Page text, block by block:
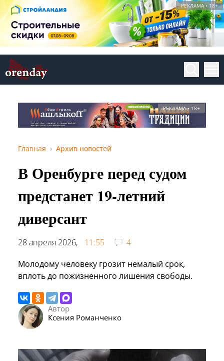
РЕКЛАМА • 18+
РЕКЛАМА • 18+
Главная Архив новостей
В Оренбурге перед судом
предстанет 19-летний
диверсант
28 апреля 2026, 11:55
4
Молодому человеку грозит немалый срок,
вплоть до пожизненного лишения свободы.
Автор
Ксения Романченко